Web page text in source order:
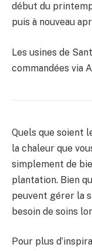
début du
puis à nouveau
Les usines de
commandées via
Quels que soient
la chaleur que
simplement de
plantation. Bien
peuvent gérer la
besoin de soins
Pour plus